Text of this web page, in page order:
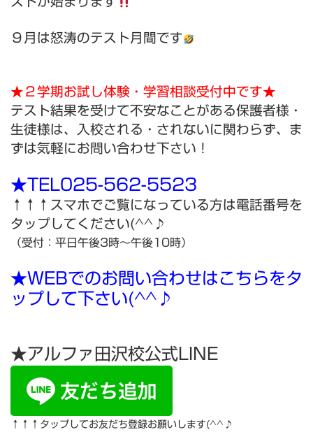
９月は怒涛のテスト月間です
★２学期お試し体験・学習相談受付中です★
テスト結果を受けて不安なことがある保護者様・
生徒様は、
入校される・されないに関わらず、ま
ずは気軽にお問い合わせ下さい！
★TEL025-562-5523
↑↑↑スマホでご覧になっている方は電話番号を
タップしてください(^^♪
（受付：平日午後3時～午後10時）
★WEBでのお問い合わせはこちらをタ
ップして下さい(^^♪
★アルファ田沢校公式LINE
↑↑↑タップしてお友だち登録お願いします(^^♪